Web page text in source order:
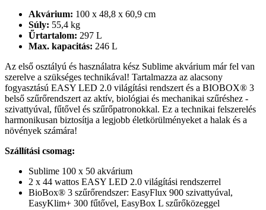
Akvárium: 100 x 48,8 x 60,9 cm
Súly: 55,4 kg
Űrtartalom: 297 L
Max. kapacitás: 246 L
Az első osztályú és használatra kész Sublime akvárium már fel van
szerelve a szükséges technikával! Tartalmazza az alacsony
fogyasztású EASY LED 2.0 világítási rendszert és a BIOBOX® 3
belső szűrőrendszert az aktív, biológiai és mechanikai szűréshez -
szivattyúval, fűtővel és szűrőpatronokkal. Ez a technikai felszerelés
harmonikusan biztosítja a legjobb életkörülményeket a halak és a
növények számára!
Szállítási csomag:
Sublime 100 x 50 akvárium
2 x 44 wattos EASY LED 2.0 világítási rendszerrel
BioBox® 3 szűrőrendszer: EasyFlux 900 szivattyúval,
EasyKlim+ 300 fűtővel, EasyBox L szűrőközeggel